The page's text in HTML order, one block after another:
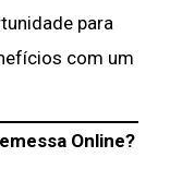
para
com um
Online?